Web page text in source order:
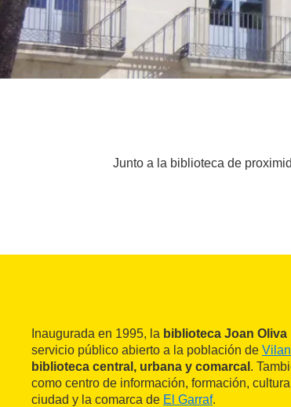
Junto a la biblioteca de
Inaugurada en 1995, la biblioteca Joan Oliva
servicio público abierto a la población de
biblioteca central, urbana y comarcal .
como centro de información, formación,
ciudad y la comarca de El Garraf.